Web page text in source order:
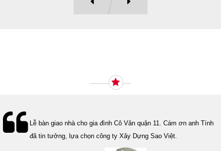
Lễ bàn giao nhà cho gia đình Cô Vân quận 11. Cám ơn anh Tính
đã tin tưởng, lựa chọn công ty Xây Dựng Sao Việt.